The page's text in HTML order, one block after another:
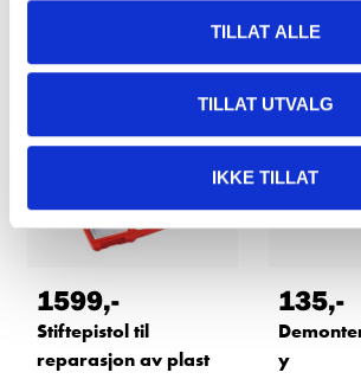
TILLAT ALLE
TILLAT UTVALG
IKKE TILLAT
1599,-
Stiftepistol til
reparasjon av plast
135,-
y